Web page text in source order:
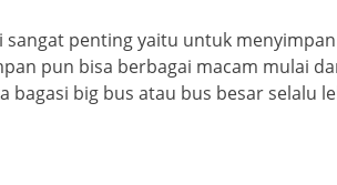
sangat penting yaitu untuk
pun bisa berbagai macam mulai
bagasi big bus atau bus besar selalu